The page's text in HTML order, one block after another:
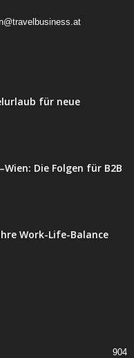
für neue
Die Folgen für B2B
Work-Life-Balance
904